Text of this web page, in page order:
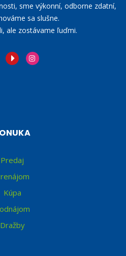
sme výkonní, odborne zdatní,
sa slušne.
ale zostávame ľuďmi.
Predaj
Kúpa
Dražby